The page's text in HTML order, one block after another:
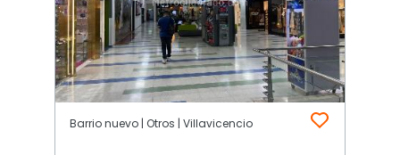
Barrio nuevo | Otros | Villavicencio